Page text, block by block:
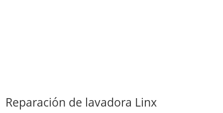
Reparación de lavadora Linx